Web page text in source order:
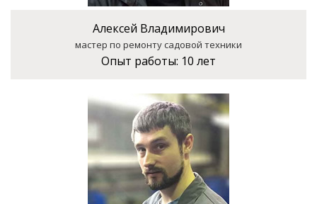
Алексей Владимирович
мастер по ремонту садовой техники
Опыт работы: 10 лет